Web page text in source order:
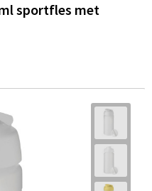
sportfles met